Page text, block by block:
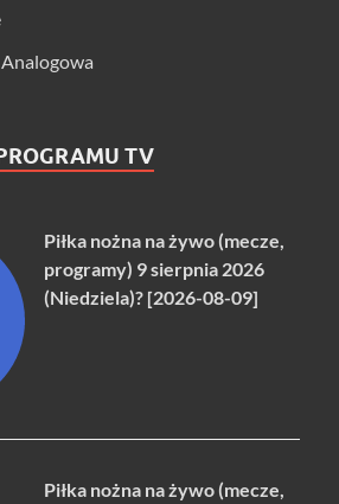
TV
Piłka nożna na żywo (mecze,
programy) 9 sierpnia 2026
(Niedziela)? [2026-08-09]
Piłka nożna na żywo (mecze,